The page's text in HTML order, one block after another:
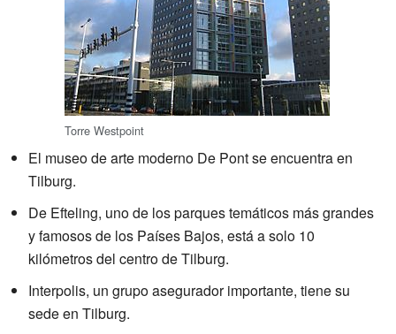
Torre Westpoint
El museo de arte moderno De Pont se encuentra en
Tilburg.
De Efteling, uno de los parques temáticos más grandes
y famosos de los Países Bajos, está a solo 10
kilómetros del centro de Tilburg.
Interpolis, un grupo asegurador importante, tiene su
sede en Tilburg.